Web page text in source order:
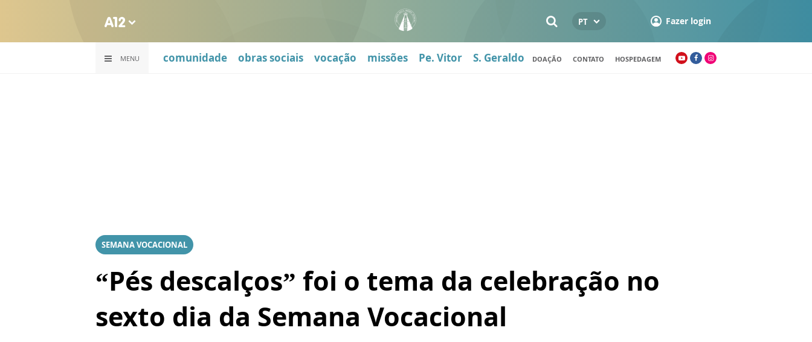
PT Fazer login
MENU comunidade obras sociais vocação missões Pe. Vitor S. Geraldo DOAÇÃO CONTATO HOSPEDAGEM
SEMANA VOCACIONAL
“Pés descalços” foi o tema da celebração no
sexto dia da Semana Vocacional